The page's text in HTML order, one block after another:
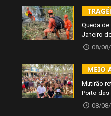
Queda
Janeiro
08/
MEIO
Mutirão
Porto das
08/